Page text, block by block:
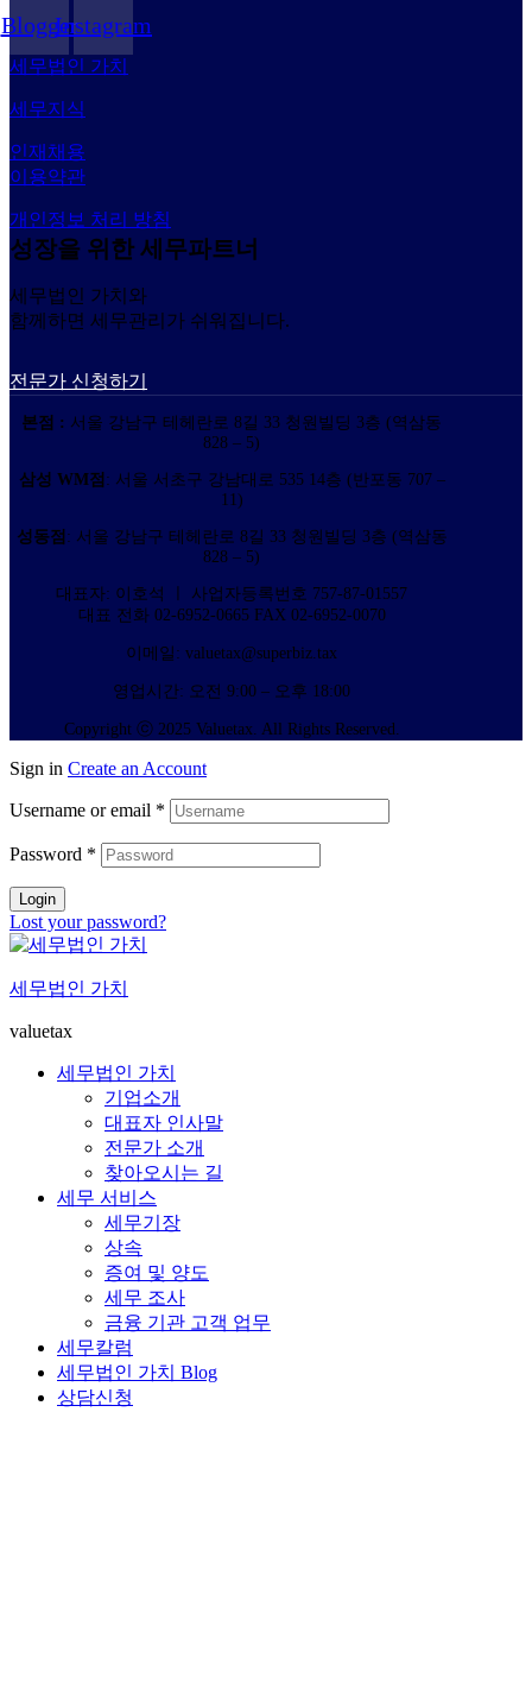
BloggerInstagram
세무법인 가치
세무지식
인재채용
이용약관
개인정보 처리 방침
성장을 위한 세무파트너
세무법인 가치와
함께하면 세무관리가 쉬워집니다.
전문가 신청하기
본점 : 서울 강남구 테헤란로 8길 33 청원빌딩 3층 (역삼동
828 – 5)
삼성 WM점 : 서울 서초구 강남대로 535 14층 (반포동 707 –
11)
성동점 : 서울 강남구 테헤란로 8길 33 청원빌딩 3층 (역삼동
828 – 5)
대표자: 이호석 ㅣ 사업자등록번호 757-87-01557
대표 전화 02-6952-0665 FAX 02-6952-0070
이메일: valuetax@superbiz.tax
영업시간: 오전 9:00 – 오후 18:00
Copyright ⓒ 2025 Valuetax. All Rights Reserved.
Sign in Create an Account
Username or email *
Password *
Login
Lost your password?
세무법인 가치
valuetax
세무법인 가치
기업소개
대표자 인사말
전문가 소개
찾아오시는 길
세무 서비스
세무기장
상속
증여 및 양도
세무 조사
금융 기관 고객 업무
세무칼럼
세무법인 가치 Blog
상담신청